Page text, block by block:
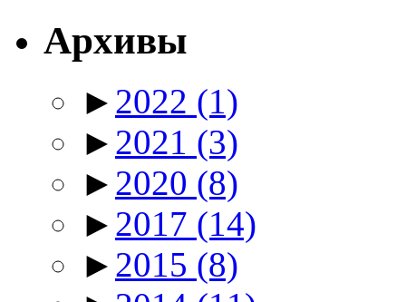
Архивы
► 2022 (1)
► 2021 (3)
► 2020 (8)
► 2017 (14)
► 2015 (8)